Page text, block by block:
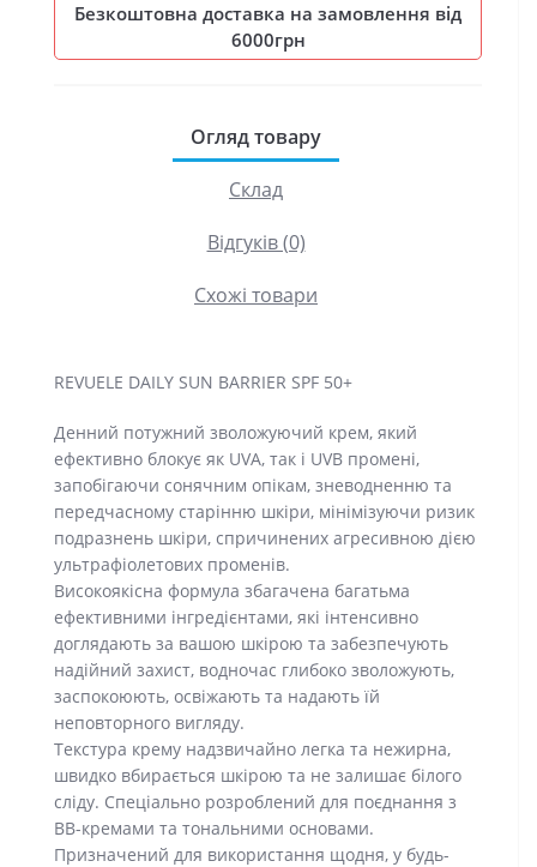
Безкоштовна доставка на замовлення від
6000грн
Огляд товару
Склад
Відгуків (0)
Схожі товари
REVUELE DAILY SUN BARRIER SPF 50+
Денний потужний зволожуючий крем, який
ефективно блокує як UVA, так і UVB промені,
запобігаючи сонячним опікам, зневодненню та
передчасному старінню шкіри, мінімізуючи ризик
подразнень шкіри, спричинених агресивною дією
ультрафіолетових променів.
Високоякісна формула збагачена багатьма
ефективними інгредієнтами, які інтенсивно
доглядають за вашою шкірою та забезпечують
надійний захист, водночас глибоко зволожують,
заспокоюють, освіжають та надають їй
неповторного вигляду.
Текстура крему надзвичайно легка та нежирна,
швидко вбирається шкірою та не залишає білого
сліду. Спеціально розроблений для поєднання з
ВВ-кремами та тональними основами.
Призначений для використання щодня, у будь-